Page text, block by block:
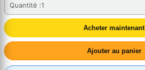
Quantité :1
Acheter maintenant
Ajouter au panier